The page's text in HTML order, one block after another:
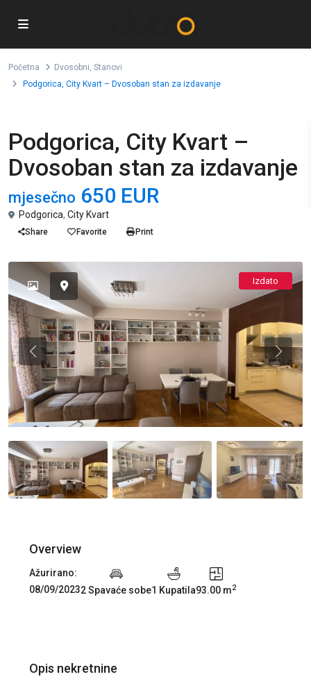
Početna Dvosobni, Stanovi
Podgorica, City Kvart – Dvosoban stan za izdavanje
Podgorica, City Kvart –
Dvosoban stan za izdavanje
mjesečno 650 EUR
Podgorica, City Kvart
Share Favorite Print
Izdato
Previous
Overview
Ažurirano:
08/09/20232 Spavaće sobe1 Kupatila93.00 m2
Opis nekretnine